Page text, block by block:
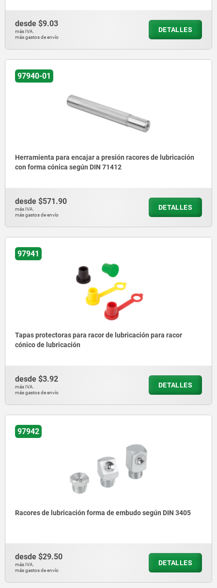
desde $9.03
más IVA.
más gastos de envío
DETALLES
97940-01
Herramienta para encajar a presión racores de lubricación
con forma cónica según DIN 71412
desde $571.90
más IVA.
más gastos de envío
DETALLES
97941
Tapas protectoras para racor de lubricación para racor
cónico de lubricación
desde $3.92
más IVA.
más gastos de envío
DETALLES
97942
Racores de lubricación forma de embudo según DIN 3405
desde $29.50
más IVA.
más gastos de envío
DETALLES